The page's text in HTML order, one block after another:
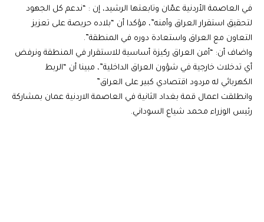
في العاصمة الأردنية عمّان وتابعتها الرشيد، إن : “ندعم كل الجهود
لتحقيق استقرار العراق وأمنه”، مؤكدا أن “بلاده حريصة على تعزيز
التعاون مع العراق واستعادة دوره في المنطقة”.
واضاف أن: “أمن العراق ركيزة أساسية للاستقرار في المنطقة ونرفض
أي تدخلات خارجية في شؤون العراق الداخلية”، مبينا أن “الربط
الكهربائي له مردود اقتصادي كبير على العراق”
وانطلقت اعمال قمة بغداد الثانية في العاصمة الاردنية عمان بمشاركة
رئيس الوزراء محمد شياع السوداني.